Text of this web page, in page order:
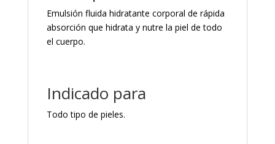
Emulsión fluida hidratante corporal de rápida
absorción que hidrata y nutre la piel de todo
el cuerpo.
Indicado para
Todo tipo de pieles.